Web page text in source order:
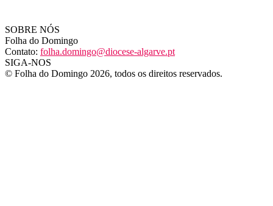
SOBRE NÓS
Folha do Domingo
Contato: folha.domingo@diocese-algarve.pt
SIGA-NOS
© Folha do Domingo 2026, todos os direitos reservados.